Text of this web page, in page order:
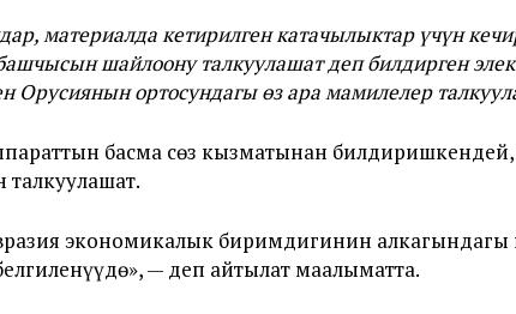
материалда кетирилген катачылыктар үчүн
шайлоону талкуулашат деп билдирген
Орусиянын ортосундагы өз ара мамилелер
басма сөз кызматынан
экономикалык биримдигинин
— деп айтылат маалыматта.